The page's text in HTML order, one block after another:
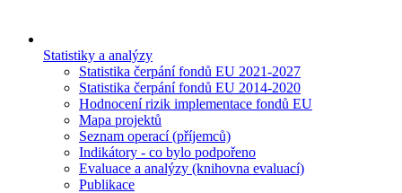
Statistiky a analýzy
Statistika čerpání fondů EU 2021-2027
Statistika čerpání fondů EU 2014-2020
Hodnocení rizik implementace fondů EU
Mapa projektů
Seznam operací (příjemců)
Indikátory - co bylo podpořeno
Evaluace a analýzy (knihovna evaluací)
Publikace